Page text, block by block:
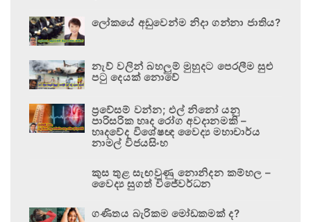
ලෝකයේ අඩුවෙන්ම නිදා ගන්නා ජාතිය?
නැව් වලින් බහලුම් මුහුදට පෙරලීම සුළු
පටු දෙයක් නොවේ
ප්‍රවේසම් වන්න; එල් නිනෝ යනු
පාරිසරික හෘද රෝග අවදානමකි –
හෘදවේද විශේෂඥ වෛද්‍ය මහාචාර්ය
නාමල් විජයසිංහ
කුස තුළ සැඟවුණු නොනිදන කම්හල –
වෛද්‍ය සුගත් විජේවර්ධන
ගණිතය බැරිකම මෝඩකමක් ද?